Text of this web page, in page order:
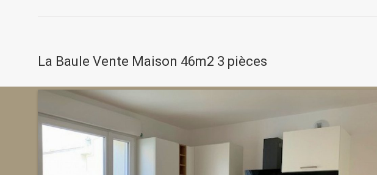
La Baule Vente Maison 46m2 3 pièces